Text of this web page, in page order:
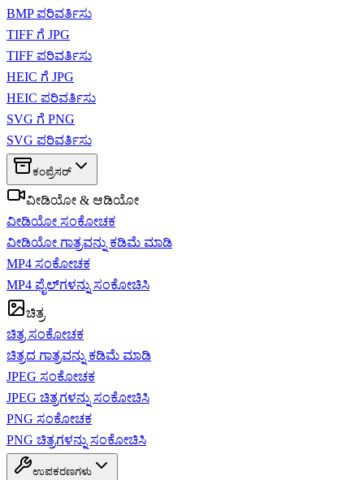
BMP ಪರಿವರ್ತಿಸು
TIFF ಗೆ JPG
TIFF ಪರಿವರ್ತಿಸು
HEIC ಗೆ JPG
HEIC ಪರಿವರ್ತಿಸು
SVG ಗೆ PNG
SVG ಪರಿವರ್ತಿಸು
ಕಂಪ್ರೆಸರ್
ವೀಡಿಯೋ & ಆಡಿಯೋ
ವೀಡಿಯೋ ಸಂಕೋಚಕ
ವೀಡಿಯೋ ಗಾತ್ರವನ್ನು ಕಡಿಮೆ ಮಾಡಿ
MP4 ಸಂಕೋಚಕ
MP4 ಫೈಲ್‌ಗಳನ್ನು ಸಂಕೋಚಿಸಿ
ಚಿತ್ರ
ಚಿತ್ರ ಸಂಕೋಚಕ
ಚಿತ್ರದ ಗಾತ್ರವನ್ನು ಕಡಿಮೆ ಮಾಡಿ
JPEG ಸಂಕೋಚಕ
JPEG ಚಿತ್ರಗಳನ್ನು ಸಂಕೋಚಿಸಿ
PNG ಸಂಕೋಚಕ
PNG ಚಿತ್ರಗಳನ್ನು ಸಂಕೋಚಿಸಿ
ಉಪಕರಣಗಳು